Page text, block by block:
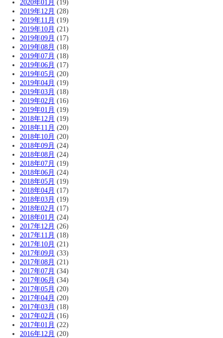
2020年01月 (19)
2019年12月 (28)
2019年11月 (19)
2019年10月 (21)
2019年09月 (17)
2019年08月 (18)
2019年07月 (18)
2019年06月 (17)
2019年05月 (20)
2019年04月 (19)
2019年03月 (18)
2019年02月 (16)
2019年01月 (19)
2018年12月 (19)
2018年11月 (20)
2018年10月 (20)
2018年09月 (24)
2018年08月 (24)
2018年07月 (19)
2018年06月 (24)
2018年05月 (19)
2018年04月 (17)
2018年03月 (19)
2018年02月 (17)
2018年01月 (24)
2017年12月 (26)
2017年11月 (18)
2017年10月 (21)
2017年09月 (33)
2017年08月 (21)
2017年07月 (34)
2017年06月 (34)
2017年05月 (20)
2017年04月 (20)
2017年03月 (18)
2017年02月 (16)
2017年01月 (22)
2016年12月 (20)